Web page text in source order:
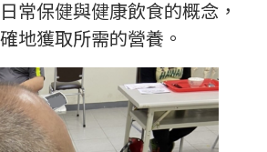
常保健與健康飲食的概念，
地獲取所需的營養。